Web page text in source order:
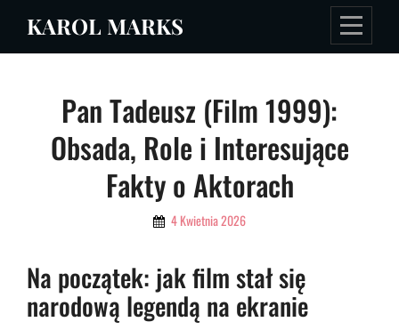
KAROL MARKS
Pan Tadeusz (Film 1999):
Obsada, Role i Interesujące
Fakty o Aktorach
By 4 Kwietnia 2026
Na początek: jak film stał się
narodową legendą na ekranie
Nawigacja
wpisu